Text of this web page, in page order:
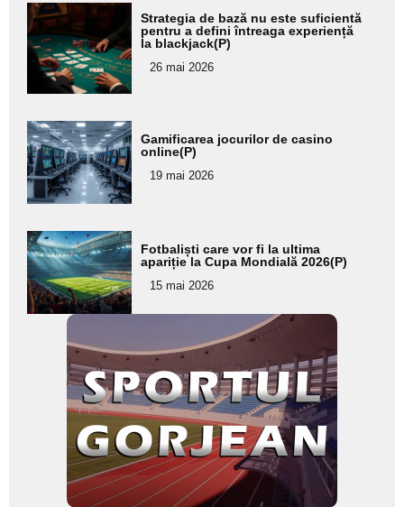
Adaugă
aici textul
pentru
subtitlu
Strategia de bază nu este suficientă
pentru a defini întreaga experiență
la blackjack(P)
26 mai 2026
Adaugă
aici textul
pentru
subtitlu
Gamificarea jocurilor de casino
online(P)
19 mai 2026
Adaugă
aici textul
pentru
subtitlu
Fotbaliști care vor fi la ultima
apariție la Cupa Mondială 2026(P)
15 mai 2026